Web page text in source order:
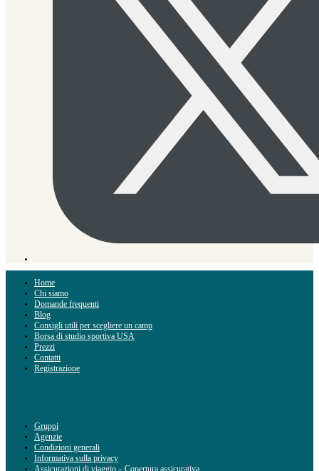
Home
Chi siamo
Domande frequenti
Blog
Consigli utili per scegliere un camp
Borsa di studio sportiva USA
Prezzi
Contatti
Registrazione
Gruppi
Agenzie
Condizioni generali
Informativa sulla privacy